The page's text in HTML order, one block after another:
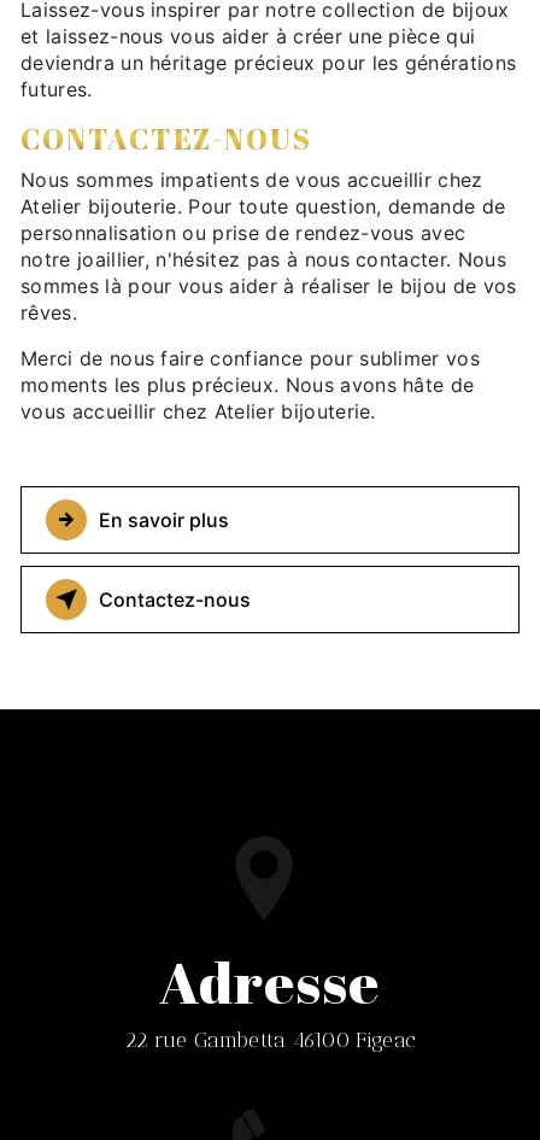
Laissez-vous inspirer par notre collection de bijoux
et laissez-nous vous aider à créer une pièce qui
deviendra un héritage précieux pour les générations
futures.
CONTACTEZ-NOUS
Nous sommes impatients de vous accueillir chez
Atelier bijouterie. Pour toute question, demande de
personnalisation ou prise de rendez-vous avec
notre joaillier, n'hésitez pas à nous contacter. Nous
sommes là pour vous aider à réaliser le bijou de vos
rêves.
Merci de nous faire confiance pour sublimer vos
moments les plus précieux. Nous avons hâte de
vous accueillir chez Atelier bijouterie.
En savoir plus
Contactez-nous
Adresse
22 rue Gambetta 46100 Figeac